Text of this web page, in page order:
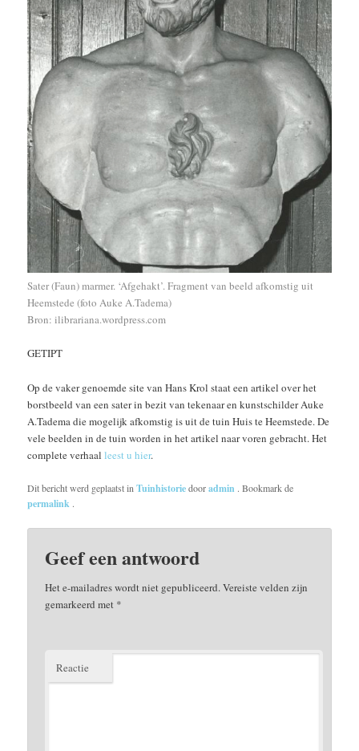
Sater (Faun) marmer. ‘Afgehakt’. Fragment van beeld afkomstig uit
Heemstede (foto Auke A.Tadema)
Bron: ilibrariana.wordpress.com
GETIPT
Op de vaker genoemde site van Hans Krol staat een artikel over het
borstbeeld van een sater in bezit van tekenaar en kunstschilder Auke
A.Tadema die mogelijk afkomstig is uit de tuin Huis te Heemstede. De
vele beelden in de tuin worden in het artikel naar voren gebracht. Het
complete verhaalleest u hier.
Dit bericht werd geplaatst inTuinhistoriedooradmin . Bookmark de
permalink .
Geef een antwoord
Het e-mailadres wordt niet gepubliceerd.Vereiste velden zijn
gemarkeerd met *
Reactie